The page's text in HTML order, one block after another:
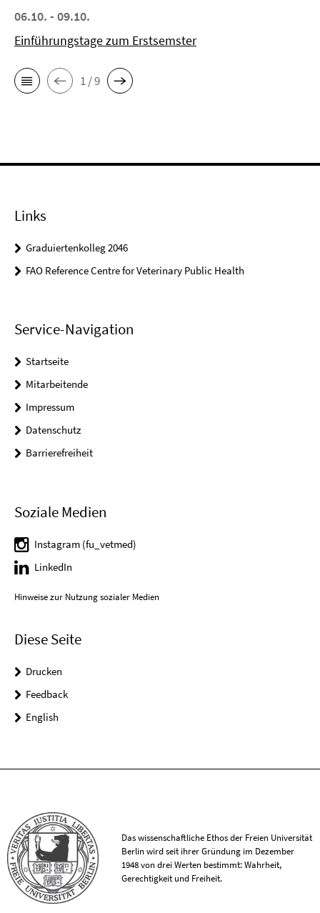
06.10. - 09.10.
Einführungstage zum Erstsemster
1 / 9
Links
Graduiertenkolleg 2046
FAO Reference Centre for Veterinary Public Health
Service-Navigation
Startseite
Mitarbeitende
Impressum
Datenschutz
Barrierefreiheit
Soziale Medien
Instagram (fu_vetmed)
LinkedIn
Hinweise zur Nutzung sozialer Medien
Diese Seite
Drucken
Feedback
English
Das wissenschaftliche Ethos der Freien Universität
Berlin wird seit ihrer Gründung im Dezember
1948 von drei Werten bestimmt: Wahrheit,
Gerechtigkeit und Freiheit.